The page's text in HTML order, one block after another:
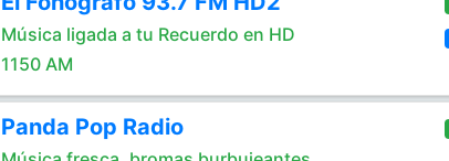
Música ligada a tu Recuerdo en HD
1150 AM
Panda Pop Radio